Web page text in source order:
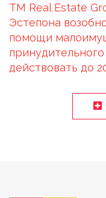
TM Real Estate
Эстепона
помощи
действовать до